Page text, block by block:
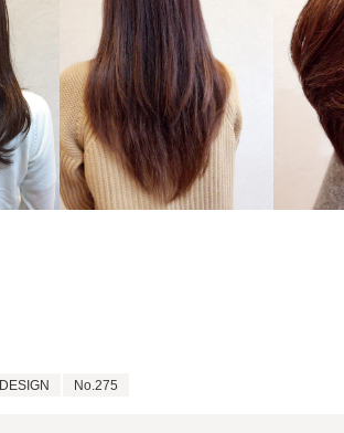
DESIGN No.275